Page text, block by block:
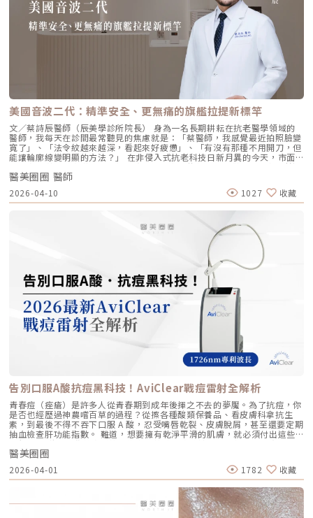
力，是目前改善頸部質感的首選。3. 手背（雞爪手）：重建真皮層的緊實度
雙手最容易因彈力蛋白流失而顯得乾癟、血管明顯。Profhilo 透過「非填
充」的方式，啟動手背肌膚的自我修復機制。它不僅是補水，更是透過生物
重塑增加組織的彈性與結構感，讓手背肌膚恢復細緻平滑，找回如少女般優
雅的肌膚張力。4. 口周細紋：自然軟化而不僵硬對於愛笑或年長客戶常見的
唇周紋，若使用傳統填充物，常會因為增加了體積而讓表情變得僵硬。
Profhilo 透過液態拉皮的原理，在不改變五官比例的前提下，誘導唇周肌
膚新生彈力蛋白，從底層「軟化」細小紋路，讓整個人看起來更加柔和、自
然。六、 蔡醫師的診間建議：如何規劃妳的「逆時針」計畫？在辰美學，
我們追求的是「長效且細膩」的美，而非瞬間的煙火式改變。針對初次接觸
Profhilo 逆時針 的客戶，我通常會建議以「週期性重塑」的方式來規劃妳
的專屬美學地圖：1. 基礎療程：建議至少進行 2 至 3 次為了達到最佳的彈
力蛋白新生與肌底環境優化，單次施打僅是啟動信號，完整的重塑需要時間
堆疊： 啟動期（第 1 次與第 2 次）： 建議間隔 1 個月施打。這兩次密集的
治療能確保高濃度玻尿酸在真皮層內建立穩固的擴散網絡，全面活化纖維母
細胞。 強化期（第 2 次與第 3 次）： 建議間隔3到6個月進行第三次施打。
這是一個關鍵的鞏固點，能延續細胞的再生信號，讓拉皮效果更具層次感。
維持期： 經過這 3 次完整的週期療程後，肌膚的緊緻度與細緻質感通常可
以維持九個月左右的時間。2.術後照護：輕盈無負擔的修復由於 Profhilo
是極高純度的玻尿酸且不含化學交聯劑，術後反應極輕。只需在 24 小時內
避免劇烈運動與高溫環境（如溫泉、蒸氣室、高溫瑜伽），其餘日常生活、
上妝均不受影響，非常適合行程滿檔的都會女性。結語：美，是找回妳原本
的自然光采抗老不應該是「加法」，而是「還原」。Profhilo 逆時針的哲
學與辰美學的理念不謀而合：我們不希望客戶變得不像自己，我們希望妳在
未來的日子裡，依然保有那份緊緻、透亮的彈力美感。妳不需要厚重的粉底
來遮蓋疲態，因為最美的底妝，就是妳健康的真皮層。如果妳也想體驗這種
「由內而外」的重塑感，歡迎來到辰美學，讓我們為妳量身定制專屬的逆齡
處方箋。「詳細內容請詳見辰美學官網」
層的纖維母細胞、角質細胞和脂肪細胞，促使膠原蛋白和彈力蛋白大量新
生，從源頭改善肌膚鬆弛與老化問題。2. 全面改善膚況：不只填補，更提升
整體膚質有別於傳統玻尿酸的局部填充，璞菲洛注射後會均勻擴散至皮膚的
真皮層與皮下組織。這使得它能全面性地改善肌膚，包括： 提升肌膚緊實
度與彈性 深層補水、改善乾燥與粗糙 減少細紋、改善膚色不均3. 自然柔和
的效果：告別「饅化臉」璞菲洛的質地較輕盈、流動性高，主要作用提升肌
膚本身的飽滿度與光澤，而不是增加額外體積。因此，能帶來自然、柔和的
改善效果，避免了傳統填充劑可能導致的僵硬或「饅化」現象，讓你看起來
就像是膚況變好了，而不是動了手腳。4. 獨創 BAP 五點注射技術：療程更
舒適、更快速採用獨家的 BAP (Bio Aesthetic Points) 五點注射技術。醫師
只需在臉部兩側各選擇五個精準的生物美學點進行注射，就能讓玻尿酸均勻
擴散至全臉。這大大減少了注射的針數和疼痛感，也降低了術後瘀青和腫脹
的機率，讓療程更加舒適、快速。5. 高濃度、不含交聯劑：安全性高、低發
炎風險以高濃度玻尿酸為主要成分，且製程中不使用任何化學交聯劑，能有
效降低注射後的發炎反應與過敏風險。同時，也經過多項國際認證，確保了
產品的純淨與安全性。逆時針（Profhilo） vs. 傳統玻尿酸比較 療程名稱
逆時針 (Profhilo) 傳統玻尿酸填充劑 主要功能 「生物重塑」(Bio-
remodeling)， 刺激膠原蛋白和彈力蛋白再生，從根本改善膚質 「填充」
和「支撐」， 用於填補凹陷、雕塑輪廓 成分組成 專利技術結合高低分子玻
尿酸， 64mg/2ml 高濃度，無交聯劑 玻尿酸會添加交聯劑，以增加黏度和
支撐力， 能維持體積不被快速分解 作用機制 注射後會均勻擴散至皮膚深
個人體質而異） 值得一提的是，它不像音波拉提需要靠機器操作、產生熱
能導致術後紅腫，也不會像玻尿酸填充容易造成過度膨脹的人工感，而是像
「智慧型保養」，漸進式修復你的肌膚底層架構。哪些人適合做璞菲洛？
Profhilo不僅適合輕熟女族群，也非常適合希望改善整體膚況、延緩老化的
人。尤其推薦給以下族群： 面臨初老症狀者： 臉部、頸部或手部出現細
紋、輕微鬆弛，以及肌膚彈性下降、缺乏緊實感的人。 膚質困擾者： 肌膚
乾燥、毛孔粗大、膚色不均或膚質粗糙，希望透過深層保濕來全面提升膚況
的人。 追求自然效果者： 不希望外觀有大幅度改變，只想透過自然、漸進
的方式讓自己看起來更年輕、更有氣色。 對其他療程敏感者： 曾對雷射、
能量儀器等療程反應較大，或希望尋找一種低風險、低修復期的保養方式。
忙碌但仍想維持好氣色的族群非常友善。璞菲洛療程建議與效果說明璞菲洛
建議以三次療程為一完整週期，前兩次治療間隔約30天，第三次則可延長至
4至6個月後進行。必要時，醫師會根據患者肌膚老化程度，評估是否安排加
強治療，以達到最佳效果。大部分患者在首次治療後約2至4週，能感受到肌
膚保濕度提升與質感柔嫩。完整療程結束後，肌膚彈性、細緻度與毛孔緊實
度明顯改善，效果可維持數月，期間因人而異，與個人膚質及保養習慣相
關。針對肌膚老化較嚴重的患者，醫師會提供客製化療程方案，確保治療成
效符合期待。為何完成完整療程後仍需定期補打？雖然Profhilo在第一年完
成三次療程後，可促進皮膚彈力蛋白的新生，但其成分會在體內逐漸代謝，
約在施打後28天開始減少。儘管如此，Profhilo所啟動的生物刺激作用能持
續約3個月左右。隨著時間流逝，皮膚的保濕度與細胞活化功能會逐漸降
低，肌膚質感可能回復至治療前的狀態。加上年齡增長與環境壓力，皮膚細
胞活力下降，因此建議每3至4個月進行一次補打，持續激活肌膚，維持年輕
美國音波二代：精準安全、更無痛的旗艦拉提新標竿
文／蔡詩辰醫師（辰美學診所院長） 身為一名長期耕耘在抗老醫學領域的
醫師，我每天在診間最常聽見的焦慮就是：「蔡醫師，我感覺最近拍照臉變
寬了」、「法令紋越來越深，看起來好疲憊」、「有沒有那種不用開刀，但
能讓輪廓線變明顯的方法？」 在非侵入式抗老科技日新月異的今天，市面
上的音波儀器琳瑯滿目。但每當病患詢問我最信任哪一台儀器時，我的首選
始終是 Ultherapy 美國音波。而在 2026 年的現在，隨著 Ultherapy
Prime（美音二代） 的問世，醫美界正式進入了「精準醫療」的新紀元。這
篇文章，我將以專業醫師的角度，深度拆解為什麼美音二代會成為我臨床治
療的核心，以及它如何重新定義抗老的黃金標準。一、 為什麼「看得到」
跟病患分享一個觀念：音波拉提不是「能量越強越好」，而是「能量要打在
對的地方」。每個人的皮膚厚度、皮下脂肪分布、筋膜層（SMAS）的深
度，甚至是神經血管的走勢都完全不同。即便是在同一個人的臉上，左側與
右側的組織密度也存在差異。傳統的音波療程多半屬於「盲打」，醫師只能
憑藉經驗去推測深度，這就像是在迷霧中航行，風險與不穩定性自然較高。
1.1 精準醫療的「透視眼」最新的Ultherapy Prime 美國音波二代搭載了升
級版 DeepSEE® 即時影像技術。在施打的每一條能量時，我都能透過 2X 高
清螢幕清晰地看見病患當下的組織層級。這意味著： 避開神經與骨頭：大
幅降低因能量落點錯誤導致的劇痛或副作用。 精準鎖定 SMAS 筋膜層：確
保每一發熱凝結點都精確落在支撐輪廓的關鍵地基上。 即時監控探頭貼合
度：防止因貼合不全導致的表皮燙傷。二、 三種鬆弛型態：妳需要的是
「拉提」還是「緊緻」？很多客人到診間會直接說：「我要打音波。」但我
通常會先進行細緻的觸診與影像觀察，因為「鬆弛」其實分為不同層次。如
果診斷錯誤，治療效果就會大打折扣。我將臉部老化歸納為三種主要型態，
並給予不同的客製化建議：2.1 筋膜鬆弛型（結構下垂）這是最適合美國音
墜。這類問題的根源在於 SMAS 筋膜層失去張力，需要透過美音二代深達
4.5mm 的聚焦能量，從地基進行「拉提」。2.2 表皮鬆弛型（膚質鬆軟）
如果妳覺得臉部皮膚軟爛、毛孔粗大、布滿細紋，這通常是真皮層膠原蛋白
流失。此時我會建議以「無雙電波」或「鳳凰電波」為主，強化表層的「緊
緻」，若能搭配美音二代 1.5mm 或 3.0mm 的探頭進行分層治療，效果會
更全面。2.3 脂肪下移型（贅肉堆積）有些人老化表現是法令紋上方擠出一
塊肉，或是出現明顯的雙下巴。這類族群除了筋膜拉提，還需要美音二代對
脂肪組織產生的微熱效應來進行收斂，收緊鬆贅組織，恢復線條的俐落感。
三、 關於痛感與效果：二代真的不一樣嗎？「醫師，聽說美國音波非常
痛，是真的嗎？」這是許多客人心中的陰影。的確，第一代美國音波因其能
量輸出極為強悍扎實，對某些痛感較敏感的客人來說確實是一大挑戰。但
Ultherapy Prime（美音二代）在 2026 年能被醫美圈推崇，關鍵就在於它
大幅優化了「舒適度」。3.1 減痛技術的優化美音二代優化了能量輸出的波
型與頻率，使熱能釋放更加穩定均勻。在臨床操作中，我發現客人的耐受度
醫美圈圈 醫師
2026-04-10 1027 收藏
告別口服A酸抗痘黑科技！AviClear戰痘雷射全解析
青春痘（痤瘡）是許多人從青春期到成年後揮之不去的夢魘。為了抗痘，你
是否也經歷過神農嚐百草的過程？從擦各種酸類保養品、看皮膚科拿抗生
素，到最後不得不吞下口服 A 酸，忍受嘴唇乾裂、皮膚脫屑，甚至還要定期
抽血檢查肝功能指數。 難道，想要擁有乾淨平滑的肌膚，就必須付出這些
代價嗎？ 隨著醫學美容科技的進步，抗痘治療終於迎來了劃時代的突破。
全球首款獲得美國 FDA 認證，專門針對「皮脂腺」進行治療的 AviClear 戰
痘雷射 正式問世。它主打不需依賴藥物、無嚴重副作用，透過專利
1726nm 波長雷射，從根源「關閉」過度活躍的皮脂腺。 這篇文章將帶你
全面深入了解 AviClear 戰痘雷射的作用原理、與傳統治療的差異、療程細
節以及真實的術後效果，幫助你評估這項抗痘黑科技是否適合自己。為什麼
痘痘總是反覆發作？看懂萬惡之源「皮脂腺」在認識 AviClear 戰痘雷射之
前，我們必須先了解痘痘（痤瘡）究竟是怎麼形成。青春痘的生成機制主要
醫美圈圈
2026-04-01 1782 收藏